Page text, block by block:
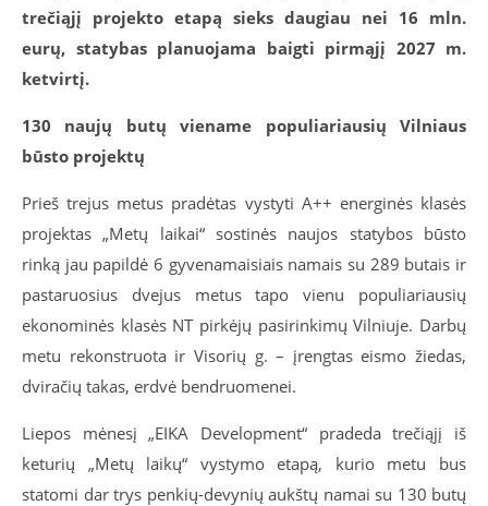
trečiąjį projekto etapą sieks daugiau nei 16 mln.
eurų, statybas planuojama baigti pirmąjį 2027 m.
ketvirtį.
130 naujų butų viename populiariausių Vilniaus
būsto projektų
Prieš trejus metus pradėtas vystyti A++ energinės klasės
projektas „Metų laikai“ sostinės naujos statybos būsto
rinką jau papildė 6 gyvenamaisiais namais su 289 butais ir
pastaruosius dvejus metus tapo vienu populiariausių
ekonominės klasės NT pirkėjų pasirinkimų Vilniuje. Darbų
metu rekonstruota ir Visorių g. – įrengtas eismo žiedas,
dviračių takas, erdvė bendruomenei.
Liepos mėnesį „EIKA Development“ pradeda trečiąjį iš
keturių „Metų laikų“ vystymo etapą, kurio metu bus
statomi dar trys penkių-devynių aukštų namai su 130 butų